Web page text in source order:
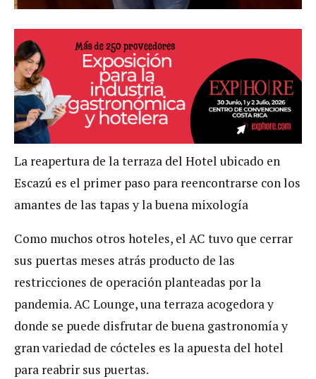
La reapertura de la terraza del Hotel ubicado en
Escazú es el primer paso para reencontrarse con los
amantes de las tapas y la buena mixología
Como muchos otros hoteles, el AC tuvo que cerrar
sus puertas meses atrás producto de las
restricciones de operación planteadas por la
pandemia. AC Lounge, una terraza acogedora y
donde se puede disfrutar de buena gastronomía y
gran variedad de cócteles es la apuesta del hotel
para reabrir sus puertas.